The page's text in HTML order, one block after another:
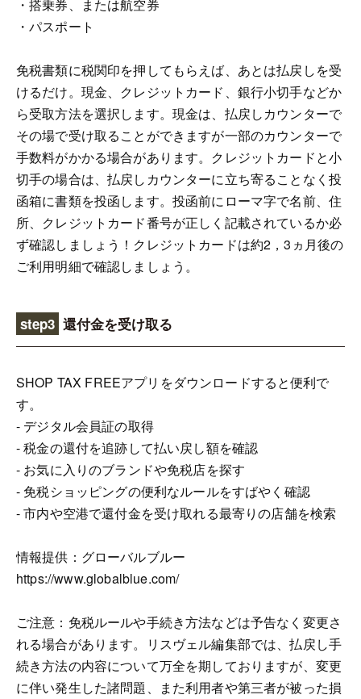
・搭乗券、または航空券
・パスポート
免税書類に税関印を押してもらえば、あとは払戻しを受
けるだけ。現金、クレジットカード、銀行小切手などか
ら受取方法を選択します。現金は、払戻しカウンターで
その場で受け取ることができますが一部のカウンターで
手数料がかかる場合があります。クレジットカードと小
切手の場合は、払戻しカウンターに立ち寄ることなく投
函箱に書類を投函します。投函前にローマ字で名前、住
所、クレジットカード番号が正しく記載されているか必
ず確認しましょう！クレジットカードは約2，3ヵ月後の
ご利用明細で確認しましょう。
step3 還付金を受け取る
SHOP TAX FREEアプリをダウンロードすると便利で
す。
- デジタル会員証の取得
- 税金の還付を追跡して払い戻し額を確認
- お気に入りのブランドや免税店を探す
- 免税ショッピングの便利なルールをすばやく確認
- 市内や空港で還付金を受け取れる最寄りの店舗を検索
情報提供：グローバルブルー
https://www.globalblue.com/
ご注意：免税ルールや手続き方法などは予告なく変更さ
れる場合があります。リスヴェル編集部では、払戻し手
続き方法の内容について万全を期しておりますが、変更
に伴い発生した諸問題、また利用者や第三者が被った損